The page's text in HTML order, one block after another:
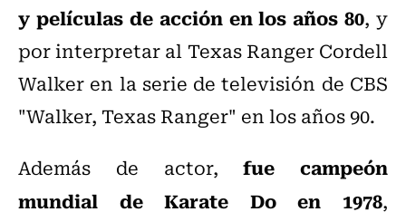
y películas de acción en los años 80, y
por interpretar al Texas Ranger Cordell
Walker en la serie de televisión de CBS
"Walker, Texas Ranger" en los años 90.
Además de actor,fue campeón
mundial de Karate Do en 1978,